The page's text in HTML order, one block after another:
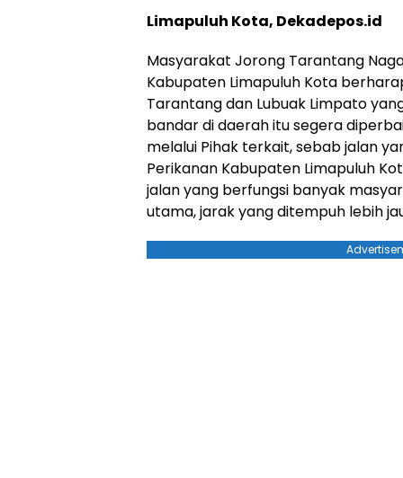
Limapuluh Kota, Dekadepos.id
Masyarakat Jorong Tarantang
Kabupaten Limapuluh Kota
Tarantang dan Lubuak Limpato
bandar di daerah itu segera
melalui Pihak terkait, sebab jalan
Perikanan Kabupaten Limapuluh
jalan yang berfungsi banyak
utama, jarak yang ditempuh lebih